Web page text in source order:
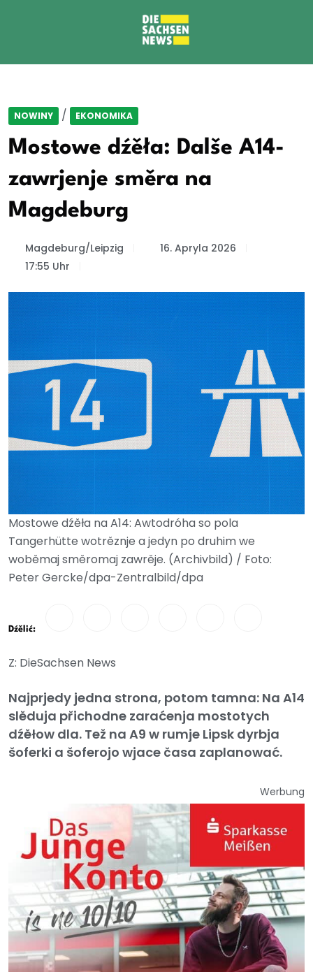
NOWINY / EKONOMIKA
Mostowe dźěła: Dalše A14-
zawrjenje směra na
Magdeburg
Magdeburg/Leipzig
16. Apryla 2026
17:55 Uhr
Mostowe dźěła na A14: Awtodróha so pola
Tangerhütte wotrěznje a jedyn po druhim we
woběmaj směromaj zawrěje. (Archivbild) / Foto:
Peter Gercke/dpa-Zentralbild/dpa
Dźělić:
Z: DieSachsen News
Najprjedy jedna strona, potom tamna: Na A14
slěduja přichodne zaraćenja mostotych
dźěłow dla. Tež na A9 w rumje Lipsk dyrbja
šoferki a šoferojo wjace časa zaplanować.
Werbung